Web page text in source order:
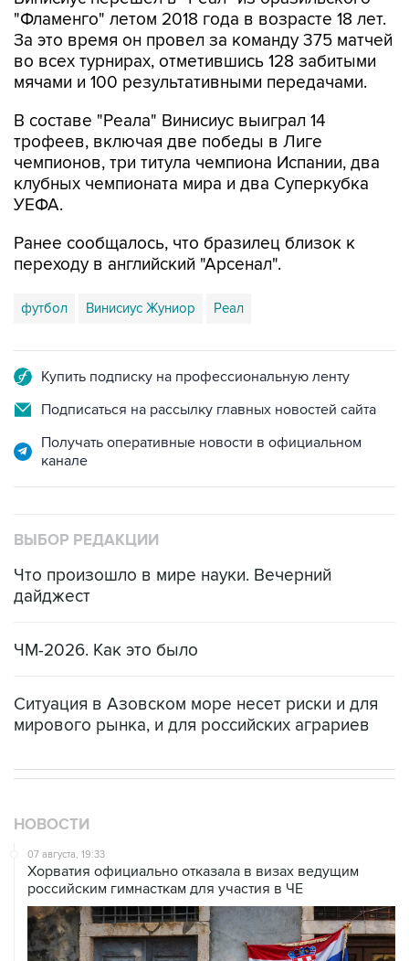
"Фламенго" летом 2018 года в возрасте 18 лет.
За это время он провел за команду 375 матчей
во всех турнирах, отметившись 128 забитыми
мячами и 100 результативными передачами.
В составе "Реала" Винисиус выиграл 14
трофеев, включая две победы в Лиге
чемпионов, три титула чемпиона Испании, два
клубных чемпионата мира и два Суперкубка
УЕФА.
Ранее сообщалось, что бразилец близок к
переходу в английский "Арсенал".
футбол Винисиус Жуниор Реал
Купить подписку на профессиональную ленту
Подписаться на рассылку главных новостей сайта
Получать оперативные новости в официальном
канале
ВЫБОР РЕДАКЦИИ
Что произошло в мире науки. Вечерний
дайджест
ЧМ-2026. Как это было
Ситуация в Азовском море несет риски и для
мирового рынка, и для российских аграриев
НОВОСТИ
07 августа, 19:33
Хорватия официально отказала в визах ведущим
российским гимнасткам для участия в ЧЕ